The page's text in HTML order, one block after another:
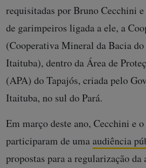
requisitadas por Bruno Cecchini
de garimpeiros ligada a ele, a
(Cooperativa Mineral da Bacia do
Itaituba), dentro da Área de
(APA) do Tapajós, criada pelo
Itaituba, no sul do Pará.
Em março deste ano, Cecchini e
participaram de uma audiência
propostas para a regularização da